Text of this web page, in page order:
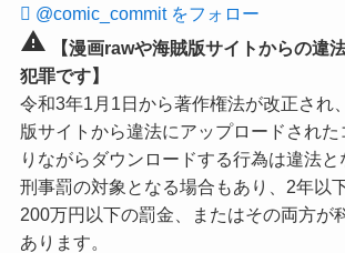
@comic_commit をフォロー
warning
【漫画rawや海賊版サイトからの違
犯罪です】
令和3年1月1日から著作権法が改正され
版サイトから違法にアップロードされた
りながらダウンロードする行為は違法と
刑事罰の対象となる場合もあり、2年以
200万円以下の罰金、またはその両方が
あります。